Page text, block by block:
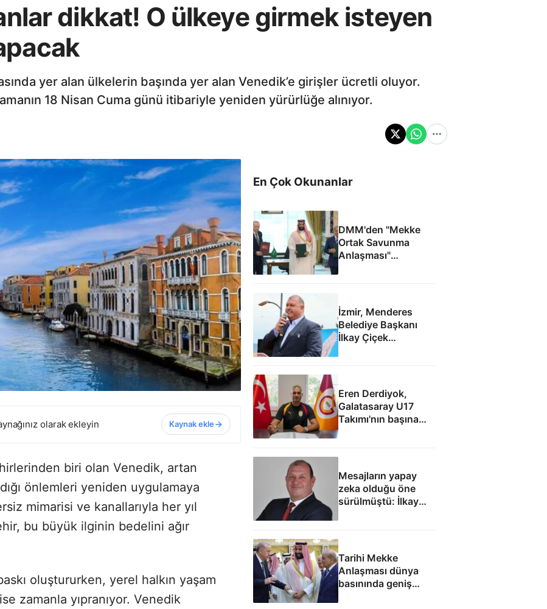
dikkat! O ülkeye girmek isteyen
yer alan ülkelerin başında yer alan Venedik’e girişler ücretli oluyor.
18 Nisan Cuma günü itibariyle yeniden yürürlüğe alınıyor.
olarak ekleyin Kaynak ekle
biri olan Venedik, artan
önlemleri yeniden uygulamaya
mimarisi ve kanallarıyla her yıl
bu büyük ilginin bedelini ağır
oluştururken, yerel halkın yaşam
zamanla yıpranıyor. Venedik
En Çok Okunanlar
DMM'den "Mekke
Ortak Savunma
Anlaşması"
iddialarına yalanlama
İzmir, Menderes
Belediye Başkanı
İlkay Çiçek
Eren Derdiyok,
Galatasaray U17
Takımı'nın başına
geçti
Mesajların yapay
zeka olduğu öne
sürülmüştü: İlkay
Tarihi Mekke
Anlaşması dünya
basınında geniş
yankı uyandırdı